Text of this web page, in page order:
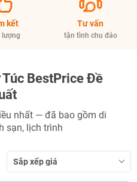
kết
lượng
Tư vấn
tận tình chu đáo
Túc BestPrice Đề
nhất — đã bao gồm di
sạn, lịch trình
Sắp xếp giá
TƯ VẤN NGAY
NGAY
NGAY
NHẬN ƯU ĐÃI NGAY
NGAY
Nhận ưu đãi ngay!